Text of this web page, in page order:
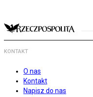
KONTAKT
O nas
Kontakt
Napisz do nas